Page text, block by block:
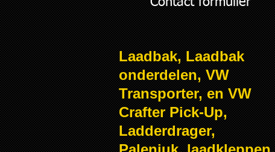
Laadbak, Laadbak
onderdelen, VW
Transporter, en VW
Crafter Pick-Up,
Ladderdrager,